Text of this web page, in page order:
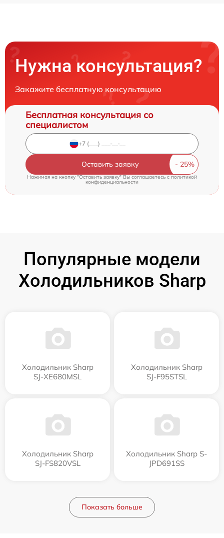
Нужна консультация?
Закажите бесплатную консультацию
Бесплатная консультация со
специалистом
Оставить заявку
Нажимая на кнопку "Оставить заявку" Вы соглашаетесь cполитикой
конфиденциальности
Популярные модели
Холодильников Sharp
Холодильник Sharp
SJ-XE680MSL
Холодильник Sharp
SJ-F95STSL
Холодильник Sharp
SJ-FS820VSL
Холодильник Sharp S-
JPD691SS
Показать больше